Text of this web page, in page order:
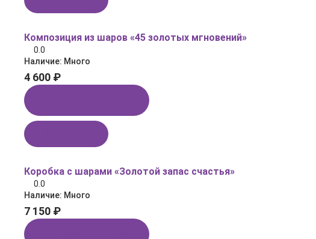
Композиция из шаров «45 золотых мгновений»
0.0
Наличие: Много
4 600 ₽
Коробка с шарами «Золотой запас счастья»
0.0
Наличие: Много
7 150 ₽